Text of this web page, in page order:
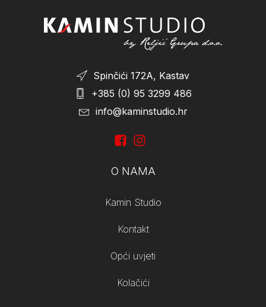
Spinčići 172A, Kastav
+385 (0) 95 3299 486
info@kaminstudio.hr
O NAMA
Kamin Studio
Kontakt
Opći uvjeti
Kolačići